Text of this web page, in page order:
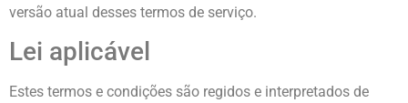
versão atual desses termos de serviço.
Lei aplicável
Estes termos e condições são regidos e interpretados de